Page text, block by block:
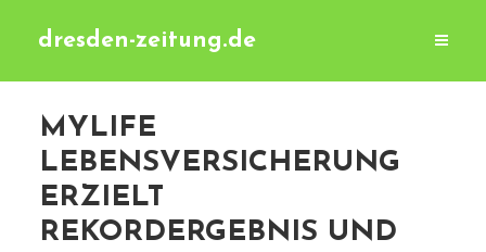
dresden-zeitung.de
MYLIFE
LEBENSVERSICHERUNG
ERZIELT
REKORDERGEBNIS UND